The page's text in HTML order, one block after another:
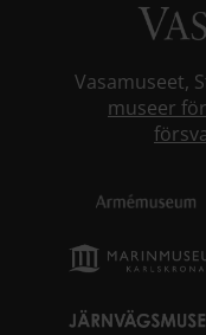
Vasamuseet,
museer